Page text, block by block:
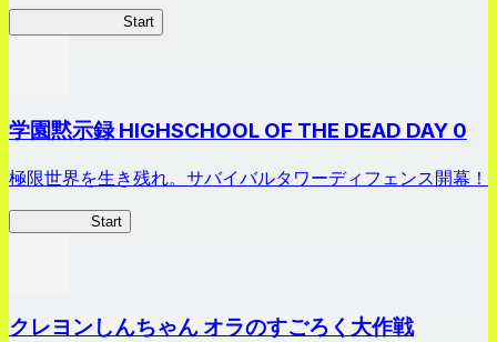
Start
学園黙示録 HIGHSCHOOL OF THE DEAD DAY 0
極限世界を生き残れ。サバイバルタワーディフェンス開幕！
Start
クレヨンしんちゃん オラのすごろく大作戦